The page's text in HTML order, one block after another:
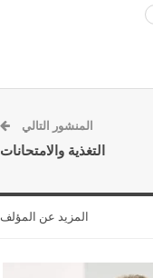
المنشور التالي
التغذية والامتحانات
المزيد عن المؤلف